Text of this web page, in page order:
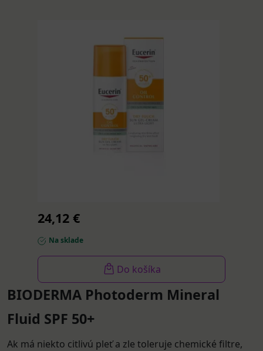
24,12 €
Na sklade
Do košíka
BIODERMA Photoderm Mineral
Fluid SPF 50+
Ak má niekto citlivú pleť a zle toleruje chemické filtre,